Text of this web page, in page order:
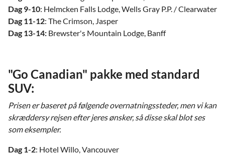
Dag 9-10: Helmcken Falls Lodge, Wells Gray P.P. / Clearwater
Dag 11-12: The Crimson, Jasper
Dag 13-14: Brewster's Mountain Lodge, Banff
"Go Canadian" pakke med standard
SUV:
Prisen er baseret på følgende overnatningssteder, men vi kan
skræddersy rejsen efter jeres ønsker, så disse skal blot ses
som eksempler.
Dag 1-2: Hotel Willo, Vancouver